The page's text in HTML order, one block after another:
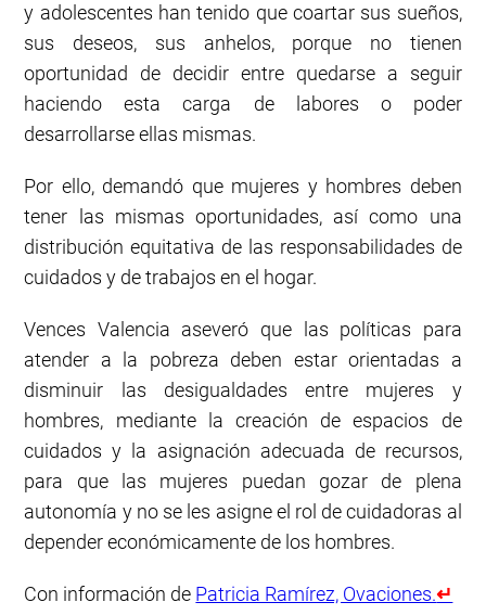
y adolescentes han tenido que coartar sus sueños,
sus deseos, sus anhelos, porque no tienen
oportunidad de decidir entre quedarse a seguir
haciendo esta carga de labores o poder
desarrollarse ellas mismas.
Por ello, demandó que mujeres y hombres deben
tener las mismas oportunidades, así como una
distribución equitativa de las responsabilidades de
cuidados y de trabajos en el hogar.
Vences Valencia aseveró que las políticas para
atender a la pobreza deben estar orientadas a
disminuir las desigualdades entre mujeres y
hombres, mediante la creación de espacios de
cuidados y la asignación adecuada de recursos,
para que las mujeres puedan gozar de plena
autonomía y no se les asigne el rol de cuidadoras al
depender económicamente de los hombres.
Con información de Patricia Ramírez, Ovaciones.↵